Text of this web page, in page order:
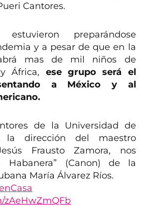
Cantores.
preparándose
y a pesar de que en la
mas de mil niños de
África, ese grupo será el
a México y al
de la Universidad de
la dirección del maestro
Frausto Zamora, nos
Habanera” (Canon) de la
María Álvarez Ríos.
zAeHwZmQFb